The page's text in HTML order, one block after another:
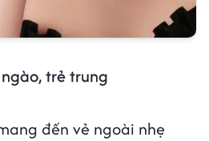
trẻ trung
đến vẻ ngoài nhẹ